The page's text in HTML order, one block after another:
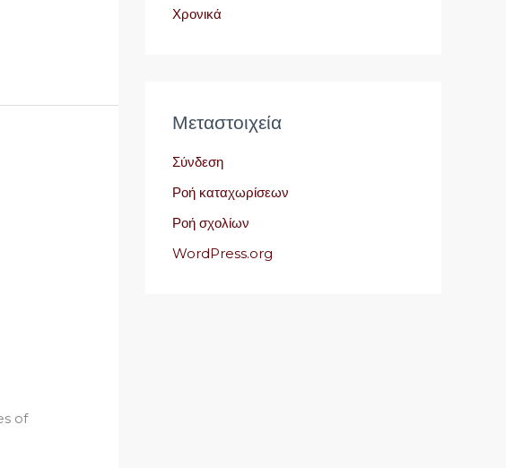
of
Χρονικά
Μεταστοιχεία
Σύνδεση
Ροή καταχωρίσεων
Ροή σχολίων
WordPress.org